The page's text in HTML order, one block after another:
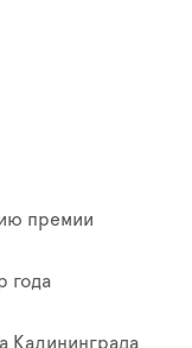
премии
года
Калининграда